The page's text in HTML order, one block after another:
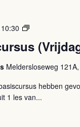
10:30
Meldersloseweg
hebben
1 les van...